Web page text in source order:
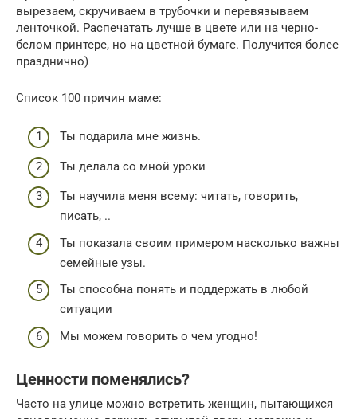
вырезаем, скручиваем в трубочки и перевязываем
ленточкой. Распечатать лучше в цвете или на черно-
белом принтере, но на цветной бумаге. Получится более
празднично)
Список 100 причин маме:
Ты подарила мне жизнь.
Ты делала со мной уроки
Ты научила меня всему: читать, говорить,
писать, ..
Ты показала своим примером насколько важны
семейные узы.
Ты способна понять и поддержать в любой
ситуации
Мы можем говорить о чем угодно!
Ценности поменялись?
Часто на улице можно встретить женщин, пытающихся